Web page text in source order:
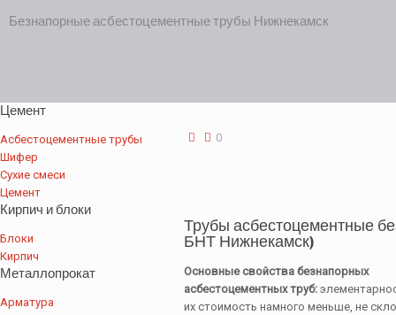
Безнапорные асбестоцементные трубы Нижнекамск
0
Трубы асбестоцементные
БНТ Нижнекамск)
Основные свойства безнапорных
асбестоцементных труб:
их стоимость намного меньше, не
Цемент
Асбестоцементные трубы
Шифер
Сухие смеси
Цемент
Кирпич и блоки
Блоки
Кирпич
Металлопрокат
Арматура